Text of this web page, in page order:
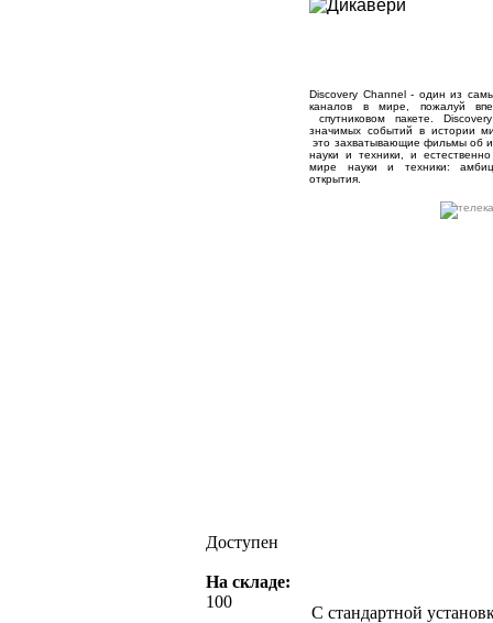
Discovery Channel - один из
каналов в мире, пожалуй
спутниковом пакете.
значимых событий в истории
это захватывающие фильмы об
науки и техники, и
мире науки и техники:
открытия.
Доступен
На складе:
100
С стандартной